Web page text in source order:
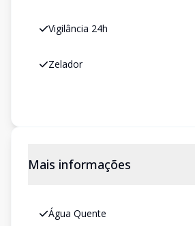
Vigilância 24h
Zelador
Mais informações
Água Quente